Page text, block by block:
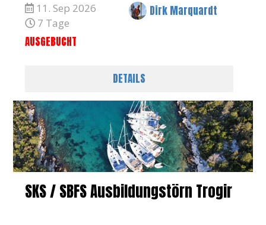
11. Sep 2026
7 Tage
Dirk Marquardt
AUSGEBUCHT
DETAILS
SKS / SBFS Ausbildungstörn Trogir